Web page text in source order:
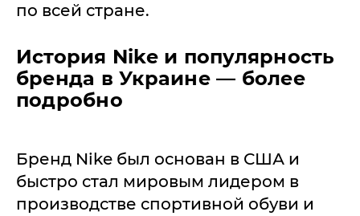
по всей стране.
История Nike и популярность
бренда в Украине — более
подробно
Бренд Nike был основан в США и
быстро стал мировым лидером в
производстве спортивной обуви и